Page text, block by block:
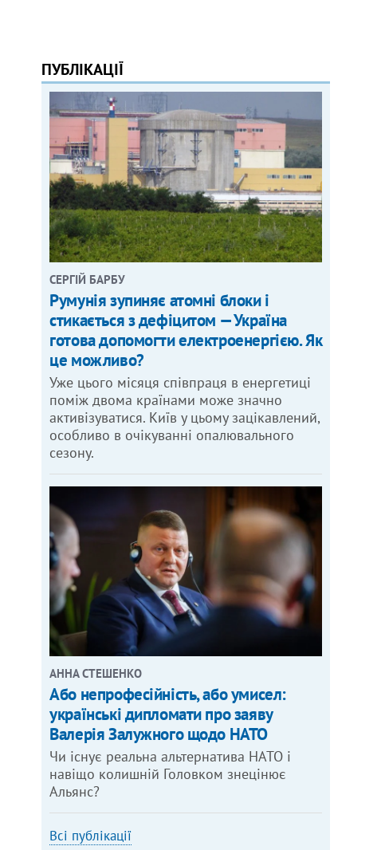
ПУБЛІКАЦІЇ
СЕРГІЙ БАРБУ
Румунія зупиняє атомні блоки і
стикається з дефіцитом — Україна
готова допомогти електроенергією. Як
це можливо?
Уже цього місяця співпраця в енергетиці
поміж двома країнами може значно
активізуватися. Київ у цьому зацікавлений,
особливо в очікуванні опалювального
сезону.
АННА СТЕШЕНКО
Або непрофесійність, або умисел:
українські дипломати про заяву
Валерія Залужного щодо НАТО
Чи існує реальна альтернатива НАТО і
навіщо колишній Головком знецінює
Альянс?
Всі публікації